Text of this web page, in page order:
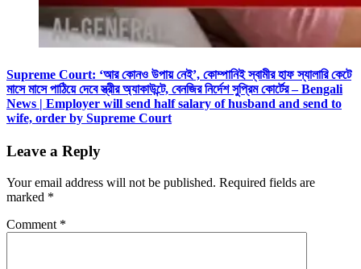
Supreme Court: ‘আর কোনও উপায় নেই’, কোম্পানিই স্বামীর হাফ স্যালারি কেটে
মাসে মাসে পাঠিয়ে দেবে স্ত্রীর অ্যাকাউন্টে, বেনজির নির্দেশ সুপ্রিম কোর্টের – Bengali
News | Employer will send half salary of husband and send to
wife, order by Supreme Court
Leave a Reply
Your email address will not be published. Required fields are
marked *
Comment *